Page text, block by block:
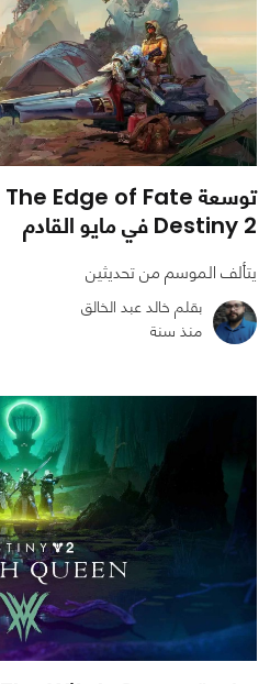
0
Destiny 2 في مايو القادم
يتألف الموسم من تحديثين
بقلم خالد عبد الخالق
منذ سنة